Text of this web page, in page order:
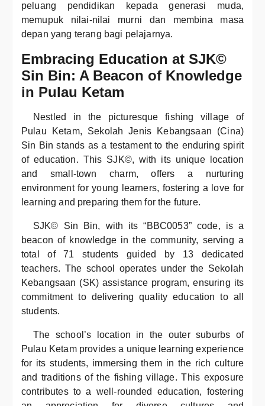
peluang pendidikan kepada generasi muda,
memupuk nilai-nilai murni dan membina masa
depan yang terang bagi pelajarnya.
Embracing Education at SJK©
Sin Bin: A Beacon of Knowledge
in Pulau Ketam
Nestled in the picturesque fishing village of
Pulau Ketam, Sekolah Jenis Kebangsaan (Cina)
Sin Bin stands as a testament to the enduring spirit
of education. This SJK©, with its unique location
and small-town charm, offers a nurturing
environment for young learners, fostering a love for
learning and preparing them for the future.
SJK© Sin Bin, with its “BBC0053” code, is a
beacon of knowledge in the community, serving a
total of 71 students guided by 13 dedicated
teachers. The school operates under the Sekolah
Kebangsaan (SK) assistance program, ensuring its
commitment to delivering quality education to all
students.
The school’s location in the outer suburbs of
Pulau Ketam provides a unique learning experience
for its students, immersing them in the rich culture
and traditions of the fishing village. This exposure
contributes to a well-rounded education, fostering